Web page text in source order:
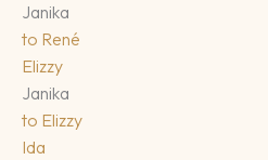
Janika
to René
Elizzy
Janika
to Elizzy
Ida